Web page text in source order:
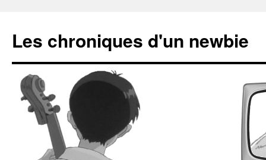
Les chroniques d'un newbie